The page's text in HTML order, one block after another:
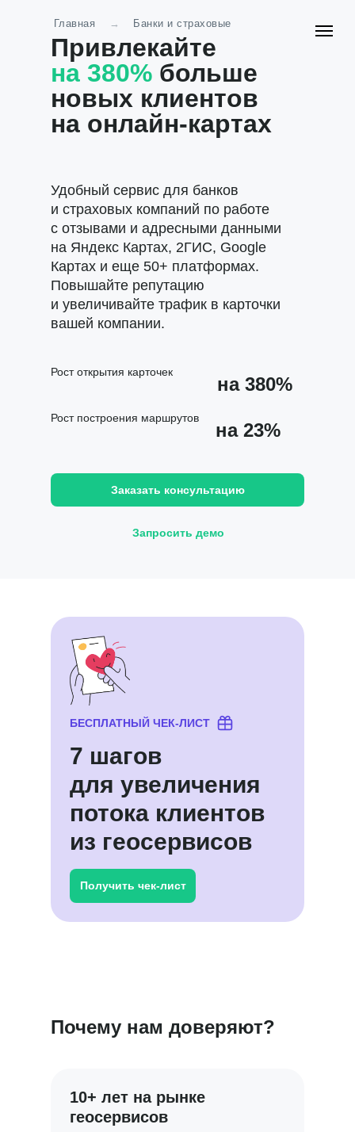
Привлекайте
на 380% больше
новых клиентов
на онлайн-картах
Удобный сервис для банков
и страховых компаний по работе
с отзывами и адресными данными
на Яндекс Картах, 2ГИС, Google
Картах и еще 50+ платформах.
Повышайте репутацию
и увеличивайте трафик в карточки
вашей компании.
Запросить демо
Заказать консультацию
Рост открытия карточек
на 380%
Рост построения маршрутов
на 23%
Банки и страховые
Главная →
7 шагов
для увеличения
потока клиентов
из геосервисов
БЕСПЛАТНЫЙ ЧЕК-ЛИСТ
Получить чек-лист
Почему нам доверяют?
10+ лет на рынке
геосервисов